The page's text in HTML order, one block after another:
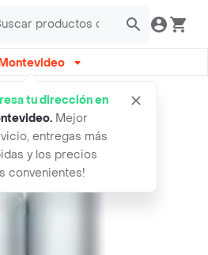
tu dirección en
. Mejor
entregas más
y los precios
convenientes!